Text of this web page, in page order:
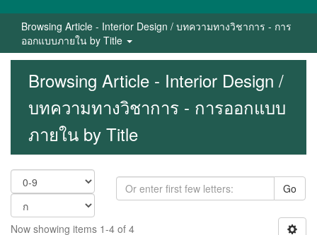
Browsing Article - Interior Design / บทความทางวิชาการ - การ
ออกแบบภายใน by Title
Browsing Article - Interior Design /
บทความทางวิชาการ - การออกแบบ
ภายใน by Title
Go
Now showing items 1-4 of 4